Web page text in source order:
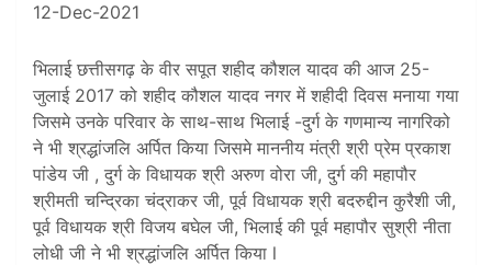
12-Dec-2021
भिलाई छत्तीसगढ़ के वीर सपूत शहीद कौशल यादव की आज 25-
जुलाई 2017 को शहीद कौशल यादव नगर में शहीदी दिवस मनाया गया
जिसमे उनके परिवार के साथ-साथ भिलाई -दुर्ग के गणमान्य नागरिको
ने भी श्रद्धांजलि अर्पित किया जिसमे माननीय मंत्री श्री प्रेम प्रकाश
पांडेय जी , दुर्ग के विधायक श्री अरुण वोरा जी, दुर्ग की महापौर
श्रीमती चन्द्रिका चंद्राकर जी, पूर्व विधायक श्री बदरुद्दीन कुरैशी जी,
पूर्व विधायक श्री विजय बघेल जी, भिलाई की पूर्व महापौर सुश्री नीता
लोधी जी ने भी श्रद्धांजलि अर्पित किया l